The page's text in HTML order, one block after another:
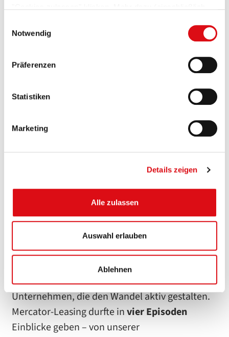
erfahren Sie in unserer
—
Notwendig
Präferenzen
Statistiken
Marketing
Details zeigen
Alle zulassen
Auswahl erlauben
Ablehnen
Mercator-Leasing war zu Gast im Podcast
„Financial Services on the Road“. In vier
Episoden haben wir über unsere Entwicklung,
Finanzdienstleistungen gesprochen – direkt aus
Finanzdienstleisters.
Der Podcast „Financial Services on the Road“
beleuchtet aktuelle Themen der Finanzbranche
und nimmt die Zuhörer:innen mit zu
Unternehmen, die den Wandel aktiv gestalten.
Mercator-Leasing durfte invier Episoden
Einblicke geben – von unserer